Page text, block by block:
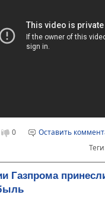
0
Оставить
Газпрома